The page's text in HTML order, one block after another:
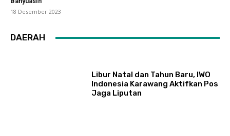
18 Desember 2023
DAERAH
Libur Natal dan Tahun Baru, IWO
Indonesia Karawang Aktifkan Pos
Jaga Liputan